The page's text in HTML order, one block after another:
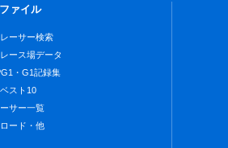
ァイル
ーサー検索
ース場データ
・G1記録集
スト10
サー一覧
ード・他